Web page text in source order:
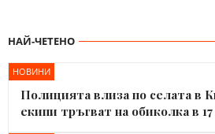
НАЙ-ЧЕТЕНО
НОВИНИ
Полицията влиза по селата в
екипи тръгват на обиколка в